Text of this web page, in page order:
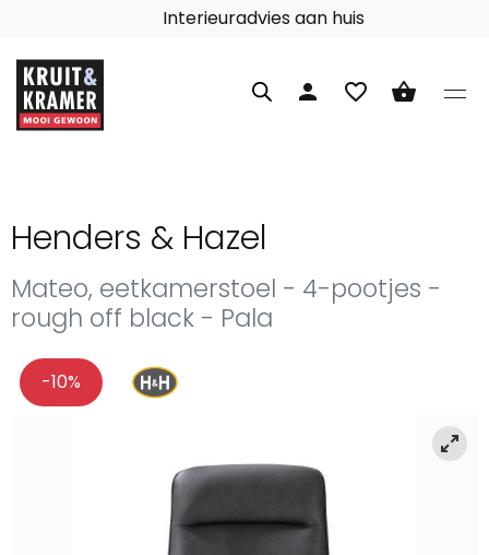
Interieuradvies aan huis
person favorite_border shopping_basket
Henders & Hazel
Mateo, eetkamerstoel - 4-pootjes -
rough off black - Pala
-10%